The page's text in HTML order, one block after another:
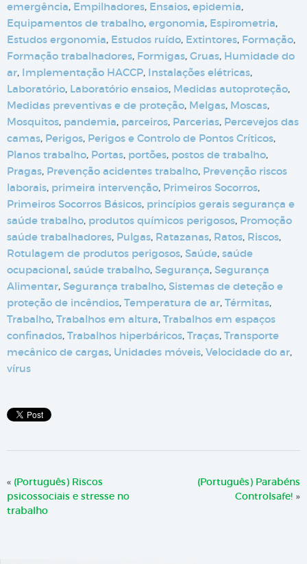
emergência, Empilhadores, Ensaios, epidemia,
Equipamentos de trabalho, ergonomia, Espirometria,
Estudos ergonomia, Estudos ruído, Extintores, Formação,
Formação trabalhadores, Formigas, Gruas, Humidade do
ar, Implementação HACCP, Instalações elétricas,
Laboratório, Laboratório ensaios, Medidas autoproteção,
Medidas preventivas e de proteção, Melgas, Moscas,
Mosquitos, pandemia, parceiros, Parcerias, Percevejos das
camas, Perigos, Perigos e Controlo de Pontos Críticos,
Planos trabalho, Portas, portões, postos de trabalho,
Pragas, Prevenção acidentes trabalho, Prevenção riscos
laborais, primeira intervenção, Primeiros Socorros,
Primeiros Socorros Básicos, princípios gerais segurança e
saúde trabalho, produtos químicos perigosos, Promoção
saúde trabalhadores, Pulgas, Ratazanas, Ratos, Riscos,
Rotulagem de produtos perigosos, Saúde, saúde
ocupacional, saúde trabalho, Segurança, Segurança
Alimentar, Segurança trabalho, Sistemas de deteção e
proteção de incêndios, Temperatura de ar, Térmitas,
Trabalho, Trabalhos em altura, Trabalhos em espaços
confinados, Trabalhos hiperbáricos, Traças, Transporte
mecânico de cargas, Unidades móveis, Velocidade do ar,
vírus
« (Português) Riscos
psicossociais e stresse no
trabalho
(Português) Parabéns
Controlsafe! »